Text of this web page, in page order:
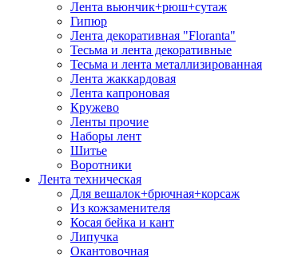
Лента вьюнчик+рюш+сутаж
Гипюр
Лента декоративная "Floranta"
Тесьма и лента декоративные
Тесьма и лента металлизированная
Лента жаккардовая
Лента капроновая
Кружево
Ленты прочие
Наборы лент
Шитье
Воротники
Лента техническая
Для вешалок+брючная+корсаж
Из кожзаменителя
Косая бейка и кант
Липучка
Окантовочная